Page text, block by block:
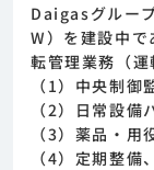
Daigasグルー
W）を建設中
転管理業務（運
（1）中央制御
（2）日常設備
（3）薬品・
（4）定期整